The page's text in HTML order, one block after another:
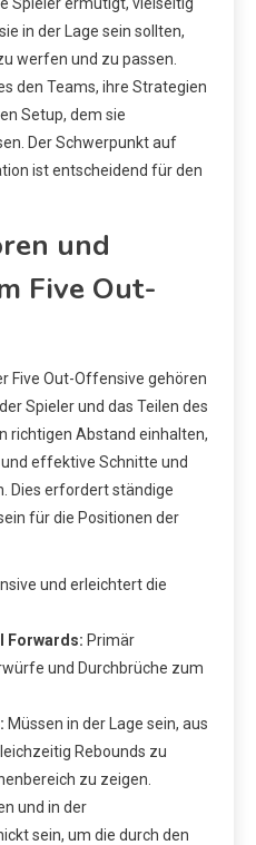
in der Lage sein sollten,
werfen und zu passen.
den Teams, ihre Strategien
Setup, dem sie
Der Schwerpunkt auf
ist entscheidend für den
und
Five Out-
Five Out-Offensive gehören
Spieler und das Teilen des
richtigen Abstand einhalten,
effektive Schnitte und
Dies erfordert ständige
für die Positionen der
und erleichtert die
Forwards: Primär
und Durchbrüche zum
Müssen in der Lage sein, aus
Rebounds zu
zu zeigen.
und in der
sein, um die durch den